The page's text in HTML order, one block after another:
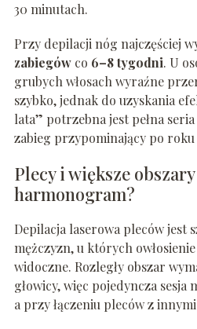
30 minutach.
Przy depilacji nóg najczęściej
zabiegówco 6–8 tygodni. U
grubych włosach wyraźne
szybko, jednak do uzyskania
lata” potrzebna jest pełna
zabieg przypominający po
Plecy i większe
harmonogram?
Depilacja laserowa pleców jest
mężczyzn, u których
widoczne. Rozległy obszar
głowicy, więc pojedyncza
a przy łączeniu pleców z